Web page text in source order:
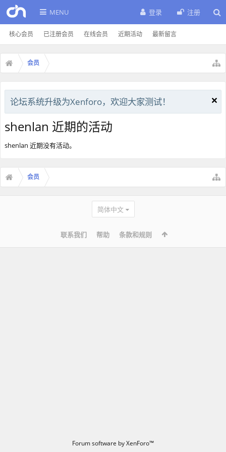
MENU
核心会员 已注册会员 在线会员 近期活动 最新留言
登录 注册
会员
论坛系统升级为Xenforo，欢迎大家测试！
shenlan 近期的活动
shenlan 近期没有活动。
会员
简体中文
联系我们 帮助 条款和规则
Forum software by XenForo™